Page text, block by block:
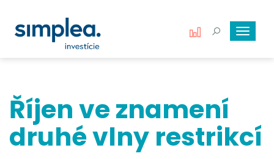
Toggle
Říjen ve znamení
druhé vlny restrikcí